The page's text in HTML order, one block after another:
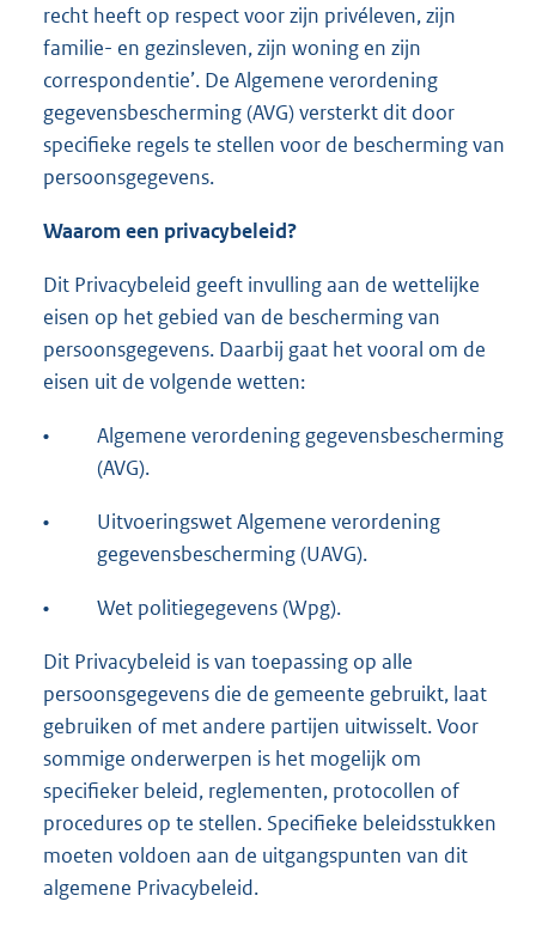
recht heeft op respect voor zijn privéleven, zijn
familie- en gezinsleven, zijn woning en zijn
correspondentie’. De Algemene verordening
gegevensbescherming (AVG) versterkt dit door
specifieke regels te stellen voor de bescherming van
persoonsgegevens.
Waarom een privacybeleid?
Dit Privacybeleid geeft invulling aan de wettelijke
eisen op het gebied van de bescherming van
persoonsgegevens. Daarbij gaat het vooral om de
eisen uit de volgende wetten:
•
Algemene verordening gegevensbescherming
(AVG).
•
Uitvoeringswet Algemene verordening
gegevensbescherming (UAVG).
• Wet politiegegevens (Wpg).
Dit Privacybeleid is van toepassing op alle
persoonsgegevens die de gemeente gebruikt, laat
gebruiken of met andere partijen uitwisselt. Voor
sommige onderwerpen is het mogelijk om
specifieker beleid, reglementen, protocollen of
procedures op te stellen. Specifieke beleidsstukken
moeten voldoen aan de uitgangspunten van dit
algemene Privacybeleid.